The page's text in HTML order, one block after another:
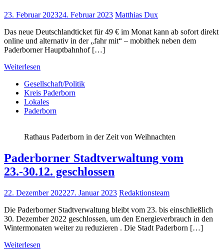
23. Februar 202324. Februar 2023 Matthias Dux
Das neue Deutschlandticket für 49 € im Monat kann ab sofort direkt
online und alternativ in der „fahr mit“ – mobithek neben dem
Paderborner Hauptbahnhof […]
Weiterlesen
Gesellschaft/Politik
Kreis Paderborn
Lokales
Paderborn
Rathaus Paderborn in der Zeit von Weihnachten
Paderborner Stadtverwaltung vom
23.-30.12. geschlossen
22. Dezember 202227. Januar 2023 Redaktionsteam
Die Paderborner Stadtverwaltung bleibt vom 23. bis einschließlich
30. Dezember 2022 geschlossen, um den Energieverbrauch in den
Wintermonaten weiter zu reduzieren . Die Stadt Paderborn […]
Weiterlesen